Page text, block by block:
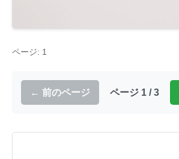
ページ: 1
← 前のページ ページ 1 / 3